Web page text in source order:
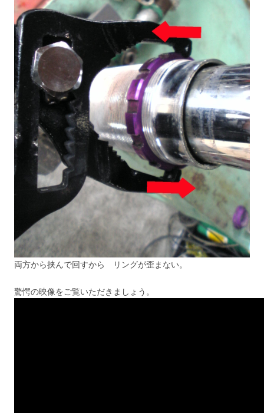
両方から挟んで回すから リングが歪まない。
驚愕の映像をご覧いただきましょう。